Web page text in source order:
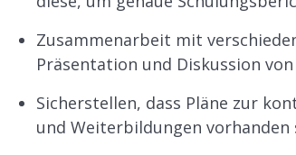
Zusammenarbeit mit
Präsentation und Diskussion
Sicherstellen, dass Pläne zur
und Weiterbildungen vorhanden